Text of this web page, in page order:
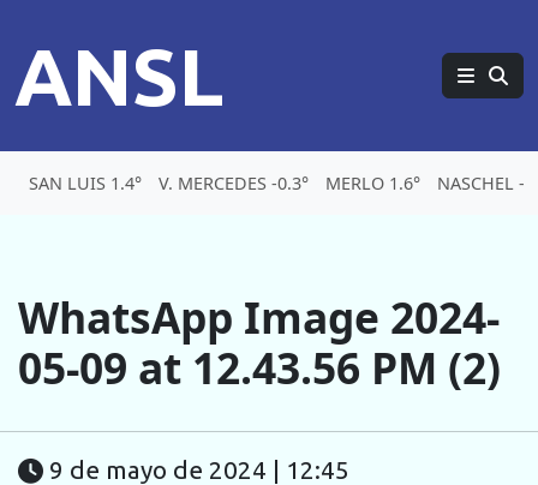
ANSL
SAN LUIS 1.4° V. MERCEDES -0.3° MERLO 1.6° NASCHEL -
WhatsApp Image 2024-
05-09 at 12.43.56 PM (2)
9 de mayo de 2024 | 12:45